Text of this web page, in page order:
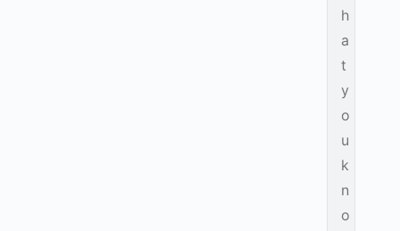
h
a
t
y
o
u
k
n
o